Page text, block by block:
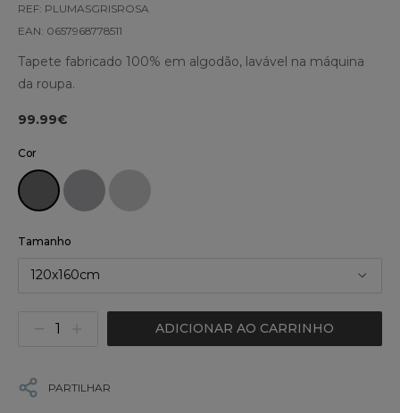
REF: PLUMASGRISROSA
EAN: 0657968778511
Tapete fabricado 100% em algodão, lavável na máquina
da roupa.
99.99€
Cor
Tamanho
120x160cm
ADICIONAR AO CARRINHO
PARTILHAR